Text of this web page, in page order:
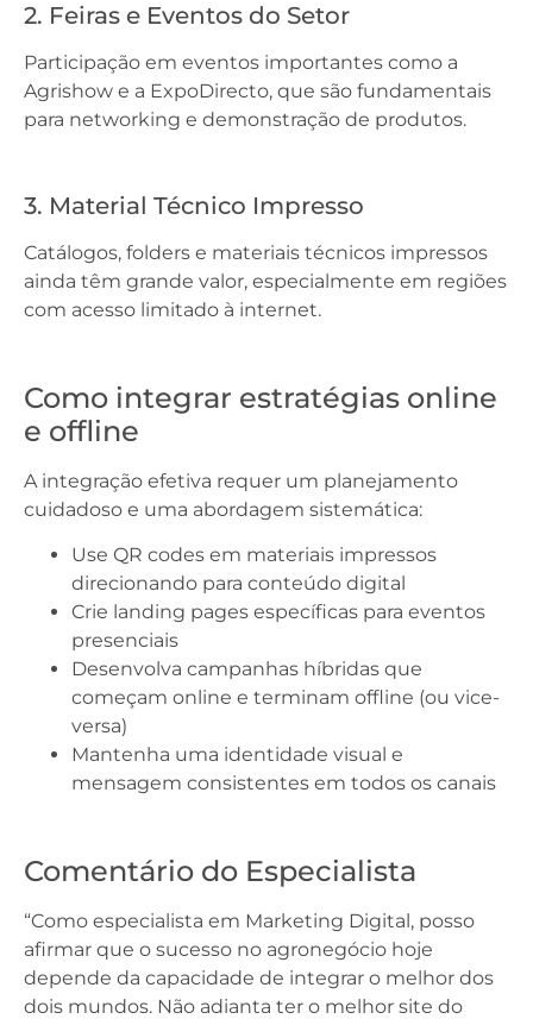
2. Feiras e Eventos do Setor
Participação em eventos importantes como a
Agrishow e a ExpoDirecto, que são fundamentais
para networking e demonstração de produtos.
3. Material Técnico Impresso
Catálogos, folders e materiais técnicos impressos
ainda têm grande valor, especialmente em regiões
com acesso limitado à internet.
Como integrar estratégias online
e offline
A integração efetiva requer um planejamento
cuidadoso e uma abordagem sistemática:
Use QR codes em materiais impressos
direcionando para conteúdo digital
Crie landing pages específicas para eventos
presenciais
Desenvolva campanhas híbridas que
começam online e terminam offline (ou vice-
versa)
Mantenha uma identidade visual e
mensagem consistentes em todos os canais
Comentário do Especialista
“Como especialista em Marketing Digital, posso
afirmar que o sucesso no agronegócio hoje
depende da capacidade de integrar o melhor dos
dois mundos. Não adianta ter o melhor site do